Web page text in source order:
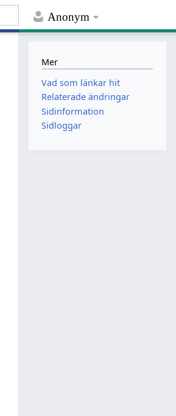
Anonym
Mer
Vad som länkar hit
Relaterade ändringar
Sidinformation
Sidloggar